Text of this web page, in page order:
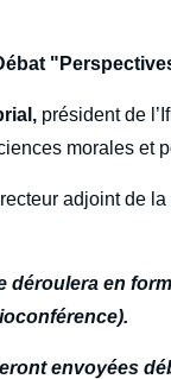
président de
morales et
adjoint de
déroulera en
envoyées